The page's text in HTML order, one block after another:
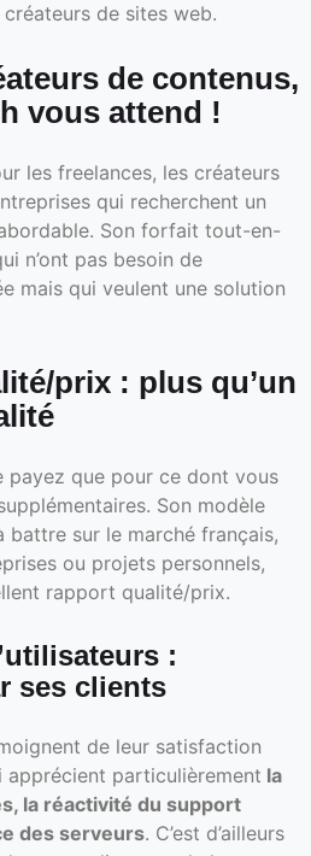
de sites web.
de contenus,
vous attend !
les freelances, les créateurs
qui recherchent un
Son forfait tout-en-
n’ont pas besoin de
mais qui veulent une solution
prix : plus qu’un
payez que pour ce dont vous
Son modèle
sur le marché français,
ou projets personnels,
rapport qualité/prix.
:
ses clients
de leur satisfaction
apprécient particulièrement la
la réactivité du support
des serveurs. C’est d’ailleurs